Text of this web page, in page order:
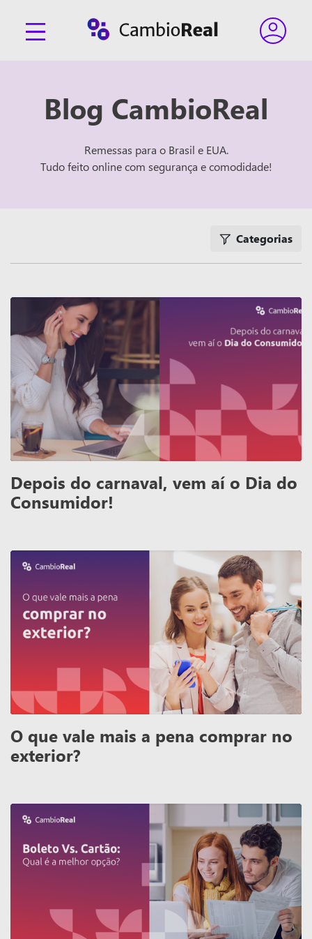
Blog CambioReal
Remessas para o Brasil e EUA.
Tudo feito online com segurança e comodidade!
Categorias
Depois do carnaval, vem aí o Dia do
Consumidor!
O que vale mais a pena comprar no
exterior?